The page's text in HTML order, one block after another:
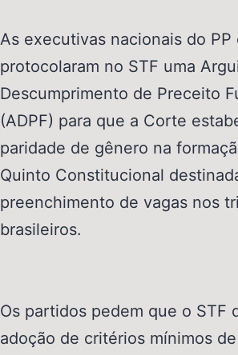
As executivas nacionais do PP
protocolaram no STF uma
Descumprimento de Preceito
(ADPF) para que a Corte
paridade de gênero na
Quinto Constitucional
preenchimento de vagas nos
brasileiros.
Os partidos pedem que o STF
adoção de critérios mínimos